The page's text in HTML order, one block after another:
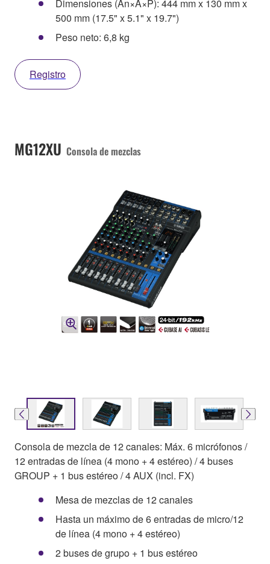
Dimensiones (An×A×P): 444 mm x 130 mm x
500 mm (17.5" x 5.1" x 19.7")
Peso neto: 6,8 kg
Registro
MG12XU Consola de mezclas
Consola de mezcla de 12 canales: Máx. 6 micrófonos /
12 entradas de línea (4 mono + 4 estéreo) / 4 buses
GROUP + 1 bus estéreo / 4 AUX (incl. FX)
Mesa de mezclas de 12 canales
Hasta un máximo de 6 entradas de micro/12
de línea (4 mono + 4 estéreo)
2 buses de grupo + 1 bus estéreo